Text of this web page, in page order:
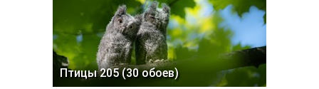
Птицы 205 (30 обоев)